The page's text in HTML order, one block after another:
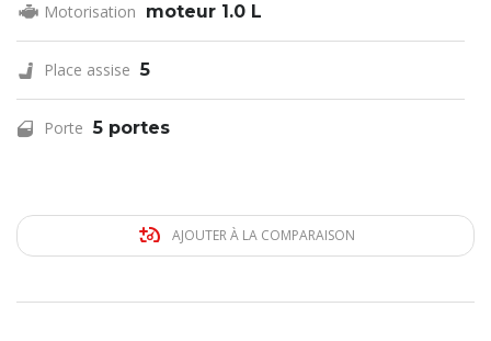
Motorisation moteur 1.0 L
Place assise 5
Porte 5 portes
AJOUTER À LA COMPARAISON